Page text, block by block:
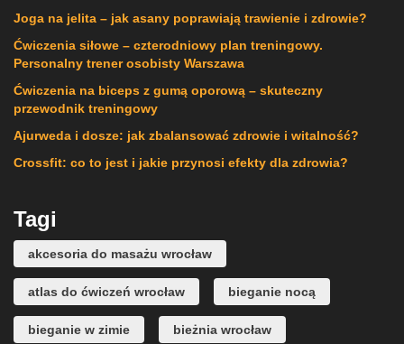
Joga na jelita – jak asany poprawiają trawienie i zdrowie?
Ćwiczenia siłowe – czterodniowy plan treningowy.
Personalny trener osobisty Warszawa
Ćwiczenia na biceps z gumą oporową – skuteczny
przewodnik treningowy
Ajurweda i dosze: jak zbalansować zdrowie i witalność?
Crossfit: co to jest i jakie przynosi efekty dla zdrowia?
Tagi
akcesoria do masażu wrocław
atlas do ćwiczeń wrocław bieganie nocą
bieganie w zimie bieżnia wrocław